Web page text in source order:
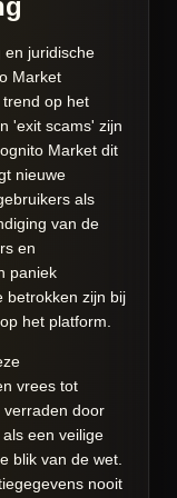
en juridische
Market
op het
'exit scams' zijn
Market dit
nieuwe
als
van de
en
paniek
betrokken zijn bij
het platform.
vrees tot
verraden door
een veilige
blik van de wet.
nooit